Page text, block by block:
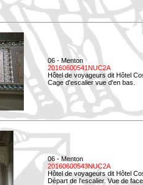
06 - Menton
20160600541NUC2A
Hôtel de voyageurs dit Hôtel
Cage d'escalier vue d'en bas.
06 - Menton
20160600543NUC2A
Hôtel de voyageurs dit Hôtel
Départ de l'escalier. Vue de